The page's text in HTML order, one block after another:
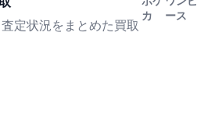
定状況をまとめた買取
カ
ース